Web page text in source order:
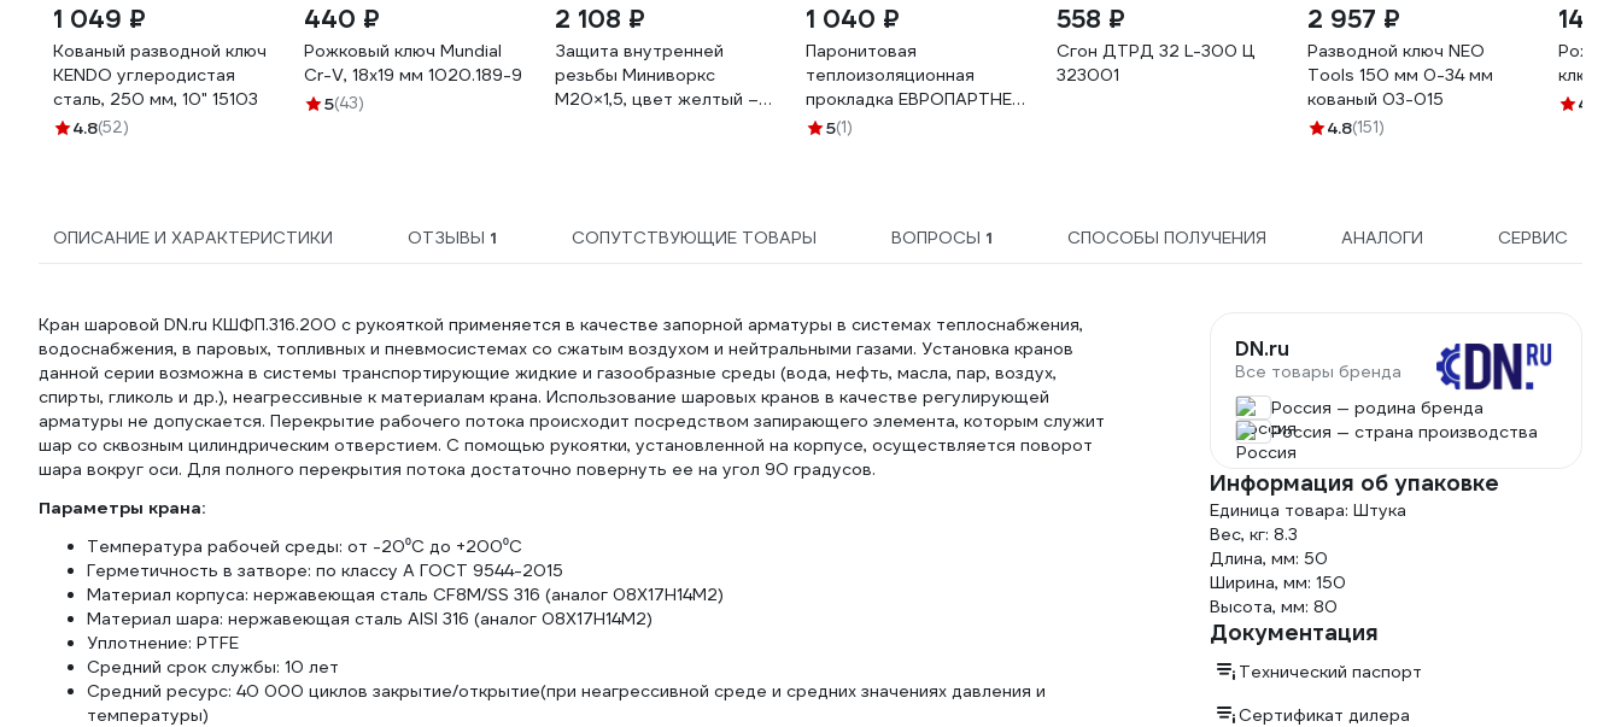
1 049 ₽
Кованый разводной ключ
KENDO углеродистая
сталь, 250 мм, 10" 15103
4.8(52)
440 ₽
Рожковый ключ Mundial
Cr-V, 18x19 мм 1020.189-9
5(43)
2 108 ₽
Защита внутренней
резьбы Миниворкс
M20×1,5, цвет желтый –
1 040 ₽
Паронитовая
теплоизоляционная
прокладка ЕВРОПАРТНЕР
50x50x2 мм, 100 шт
5(1)
558 ₽
Сгон ДТРД 32 L-300 Ц
323001
2 957 ₽
Разводной ключ NEO
Tools 150 мм 0-34 мм
кованый 03-015
4.8(151)
147
ключ
4.9
ОПИСАНИЕ И ХАРАКТЕРИСТИКИ ОТЗЫВЫ 1 СОПУТСТВУЮЩИЕ ТОВАРЫ ВОПРОСЫ 1 СПОСОБЫ ПОЛУЧЕНИЯ АНАЛОГИ СЕРВИС
Кран шаровой DN.ru КШФП.316.200 с рукояткой применяется в качестве запорной арматуры в системах теплоснабжения,
водоснабжения, в паровых, топливных и пневмосистемах со сжатым воздухом и нейтральными газами. Установка кранов
данной серии возможна в системы транспортирующие жидкие и газообразные среды (вода, нефть, масла, пар, воздух,
спирты, гликоль и др.), неагрессивные к материалам крана. Использование шаровых кранов в качестве регулирующей
арматуры не допускается. Перекрытие рабочего потока происходит посредством запирающего элемента, которым служит
шар со сквозным цилиндрическим отверстием. С помощью рукоятки, установленной на корпусе, осуществляется поворот
шара вокруг оси. Для полного перекрытия потока достаточно повернуть ее на угол 90 градусов.
Параметры крана:
Температура рабочей среды: от -20⁰C до +200⁰C
Герметичность в затворе: по классу А ГОСТ 9544-2015
Материал корпуса: нержавеющая сталь CF8М/SS 316 (аналог 08Х17Н14М2)
Материал шара: нержавеющая сталь AISI 316 (аналог 08Х17Н14М2)
Уплотнение: PTFE
Средний срок службы: 10 лет
Средний ресурс: 40 000 циклов закрытие/открытие(при неагрессивной среде и средних значениях давления и
температуры)
DN.ru
Все товары бренда
Россия — родина бренда
Россия — страна производства
Информация об упаковке
Единица товара: Штука
Вес, кг: 8.3
Длина, мм: 50
Ширина, мм: 150
Высота, мм: 80
Документация
Технический паспорт
Сертификат дилера